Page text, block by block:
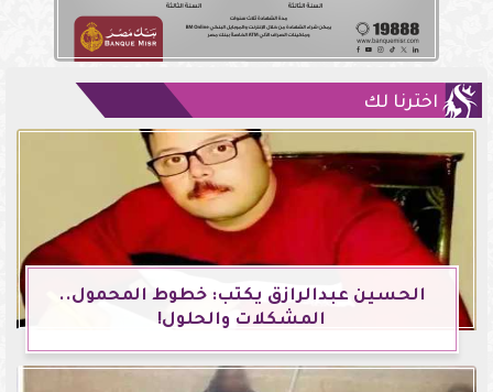
اخترنا لك
الحسين عبدالرازق يكتب: خطوط المحمول..
المشكلات والحلول!